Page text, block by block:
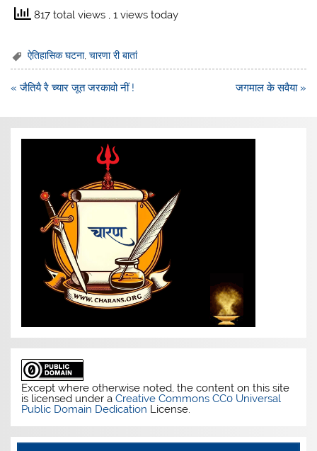
817 total views , 1 views today
ऐतिहासिक घटना,चारणा री बातां
Post
« जैतियै रै च्यार जूत जरकावो नीं ! जगमाल के सवैया »
Except where otherwise noted, the content on this site
is licensed under aCreative Commons CC0 Universal
Public Domain Dedication License.